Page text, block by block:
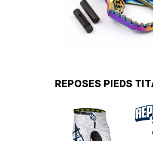
REPOSES PIEDS